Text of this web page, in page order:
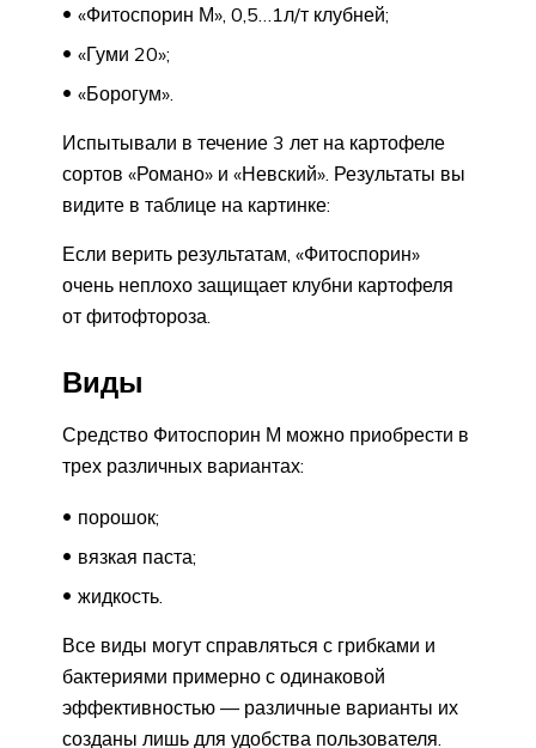
«Фитоспорин М», 0,5…1л/т клубней;
«Гуми 20»;
«Борогум».
Испытывали в течение 3 лет на картофеле
сортов «Романо» и «Невский». Результаты вы
видите в таблице на картинке:
Если верить результатам, «Фитоспорин»
очень неплохо защищает клубни картофеля
от фитофтороза.
Виды
Средство Фитоспорин М можно приобрести в
трех различных вариантах:
порошок;
вязкая паста;
жидкость.
Все виды могут справляться с грибками и
бактериями примерно с одинаковой
эффективностью — различные варианты их
созданы лишь для удобства пользователя.